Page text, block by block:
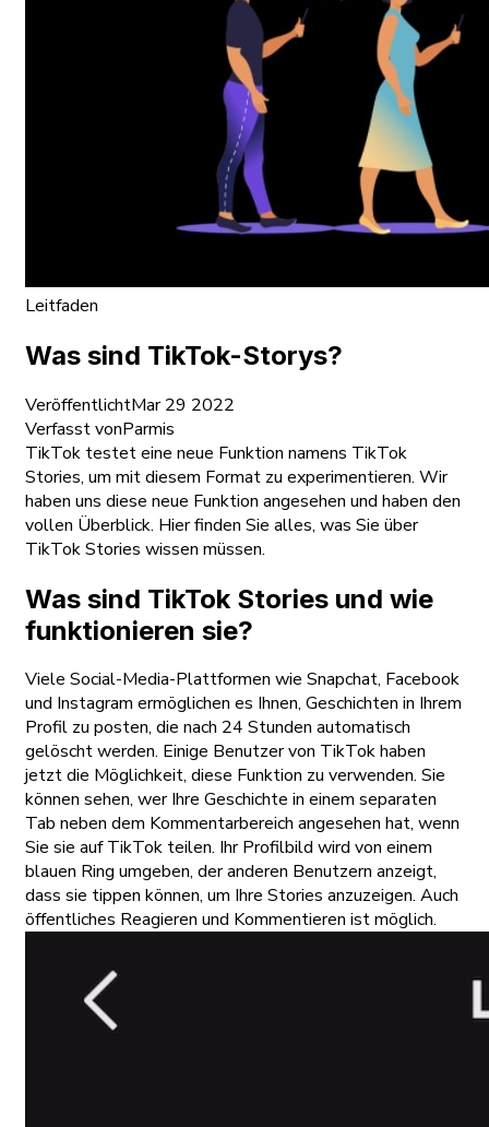
Leitfaden
Was sind TikTok-Storys?
VeröffentlichtMar 29 2022
Verfasst vonParmis
TikTok testet eine neue Funktion namens TikTok
Stories, um mit diesem Format zu experimentieren. Wir
haben uns diese neue Funktion angesehen und haben den
vollen Überblick. Hier finden Sie alles, was Sie über
TikTok Stories wissen müssen.
Was sind TikTok Stories und wie
funktionieren sie?
Viele Social-Media-Plattformen wie Snapchat, Facebook
und Instagram ermöglichen es Ihnen, Geschichten in Ihrem
Profil zu posten, die nach 24 Stunden automatisch
gelöscht werden. Einige Benutzer von TikTok haben
jetzt die Möglichkeit, diese Funktion zu verwenden. Sie
können sehen, wer Ihre Geschichte in einem separaten
Tab neben dem Kommentarbereich angesehen hat, wenn
Sie sie auf TikTok teilen. Ihr Profilbild wird von einem
blauen Ring umgeben, der anderen Benutzern anzeigt,
dass sie tippen können, um Ihre Stories anzuzeigen. Auch
öffentliches Reagieren und Kommentieren ist möglich.